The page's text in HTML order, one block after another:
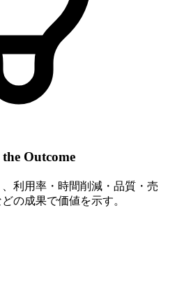
Outcome
利用率・時間削減・品質・売
の成果で価値を示す。